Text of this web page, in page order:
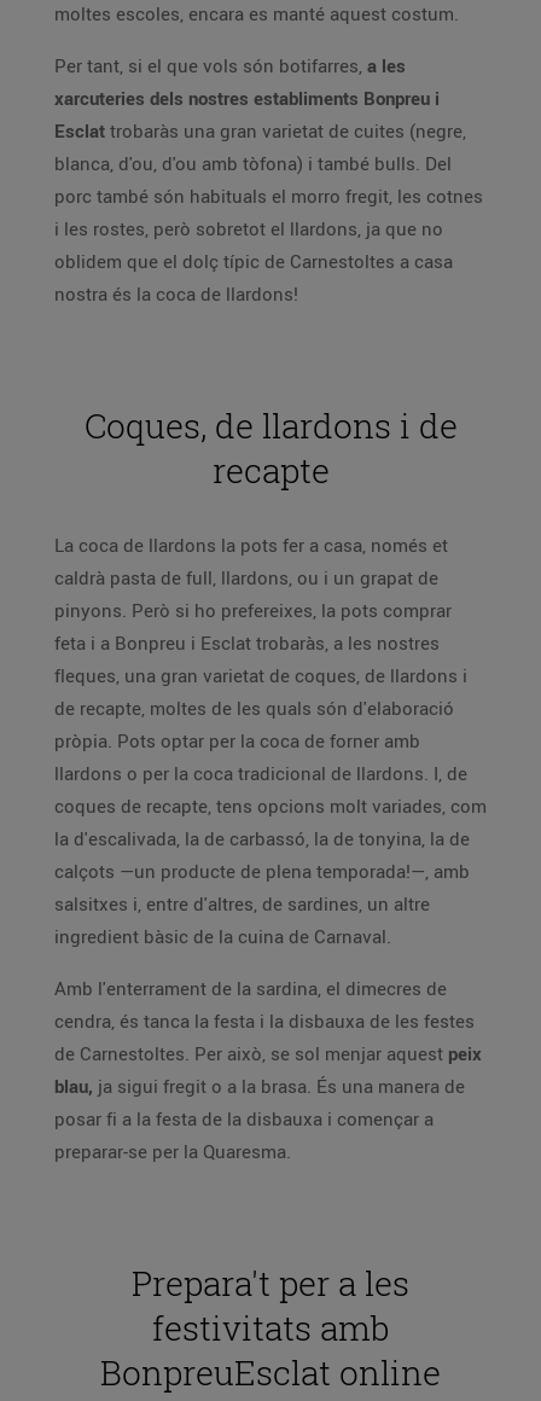
moltes escoles, encara es manté aquest costum.
Per tant, si el que vols són botifarres, a les
xarcuteries dels nostres establiments Bonpreu i
Esclat trobaràs una gran varietat de cuites (negre,
blanca, d'ou, d'ou amb tòfona) i també bulls. Del
porc també són habituals el morro fregit, les cotnes
i les rostes, però sobretot el llardons, ja que no
oblidem que el dolç típic de Carnestoltes a casa
nostra és la coca de llardons!
Coques, de llardons i de
recapte
La coca de llardons la pots fer a casa, només et
caldrà pasta de full, llardons, ou i un grapat de
pinyons. Però si ho prefereixes, la pots comprar
feta i a Bonpreu i Esclat trobaràs, a les nostres
fleques, una gran varietat de coques, de llardons i
de recapte, moltes de les quals són d'elaboració
pròpia. Pots optar per la coca de forner amb
llardons o per la coca tradicional de llardons. I, de
coques de recapte, tens opcions molt variades, com
la d'escalivada, la de carbassó, la de tonyina, la de
calçots —un producte de plena temporada!—, amb
salsitxes i, entre d'altres, de sardines, un altre
ingredient bàsic de la cuina de Carnaval.
Amb l'enterrament de la sardina, el dimecres de
cendra, és tanca la festa i la disbauxa de les festes
de Carnestoltes. Per això, se sol menjar aquest peix
blau, ja sigui fregit o a la brasa. És una manera de
posar fi a la festa de la disbauxa i començar a
preparar-se per la Quaresma.
Prepara't per a les
festivitats amb
BonpreuEsclat online